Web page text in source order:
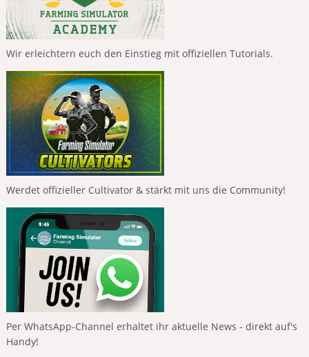
Wir erleichtern euch den Einstieg mit offiziellen Tutorials.
Werdet offizieller Cultivator & stärkt mit uns die Community!
Per WhatsApp-Channel erhaltet ihr aktuelle News - direkt auf's
Handy!